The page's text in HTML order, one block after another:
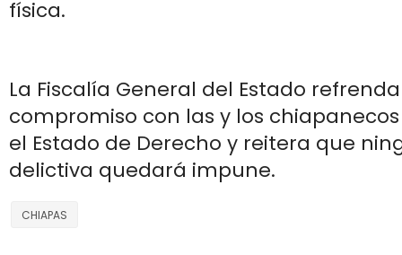
física.
La Fiscalía General del Estado
compromiso con las y los
el Estado de Derecho y reitera que
delictiva quedará impune.
CHIAPAS